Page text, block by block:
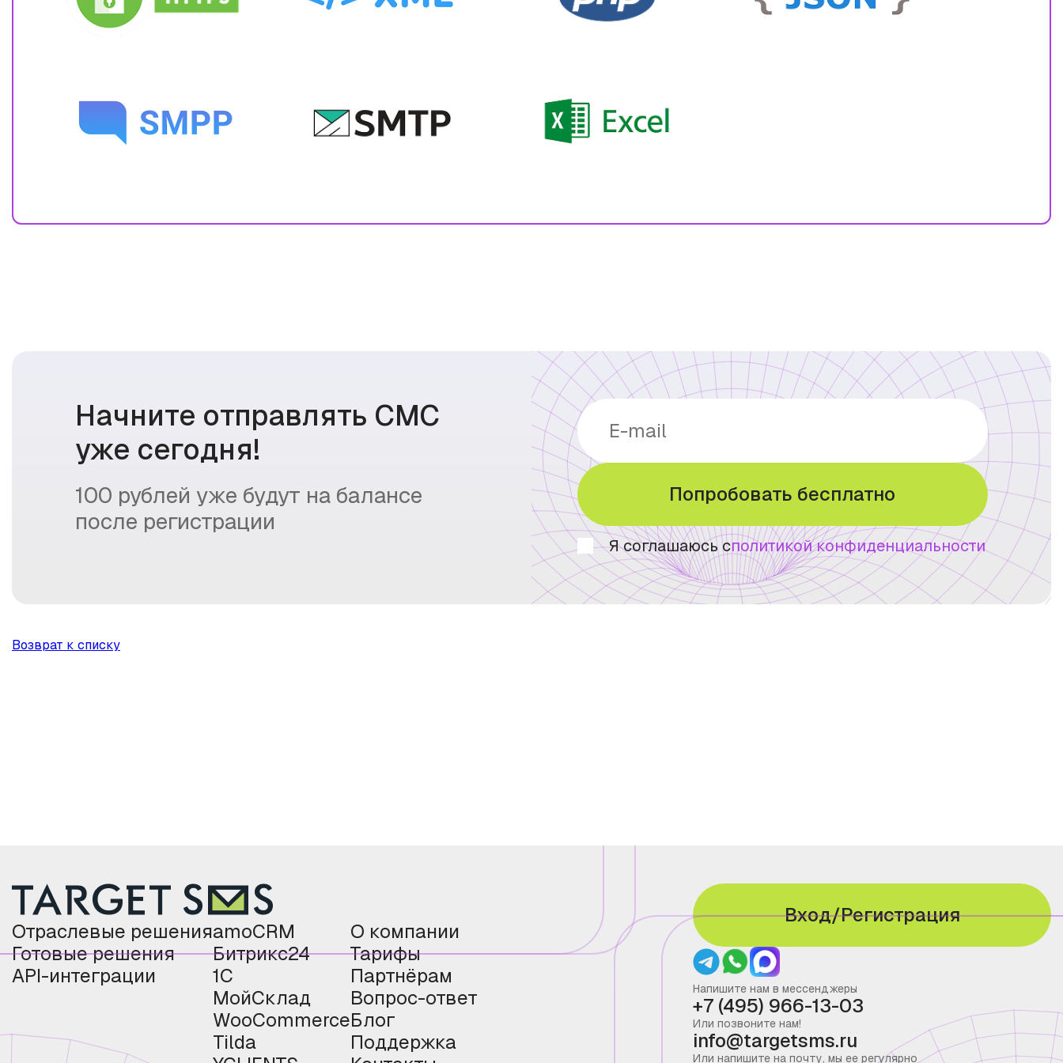
Начните отправлять СМС
уже сегодня!
100 рублей уже будут на балансе
после регистрации
Попробовать бесплатно
Я соглашаюсь сполитикой конфиденциальности
Возврат к списку
Отраслевые решения
Готовые решения
API-интеграции
amoCRM
Битрикс24
1С
МойСклад
WooCommerce
Tilda
О компании
Тарифы
Партнёрам
Вопрос-ответ
Блог
Поддержка
Вход/Регистрация
Напишите нам в мессенджеры
+7 (495) 966-13-03
Или позвоните нам!
info@targetsms.ru
Или напишите на почту, мы ее регулярно